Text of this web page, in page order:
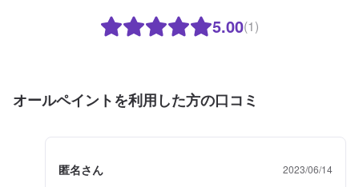
5.00(1)
オールペイントを利用した方の口コミ
匿名さん 2023/06/14